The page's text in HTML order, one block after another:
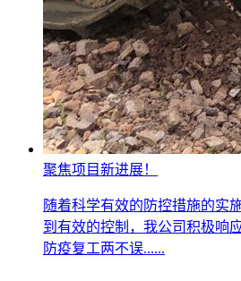
聚焦项目新进展！
随着科学有效的防控措施的实
到有效的控制，我公司积极响
防疫复工两不误......